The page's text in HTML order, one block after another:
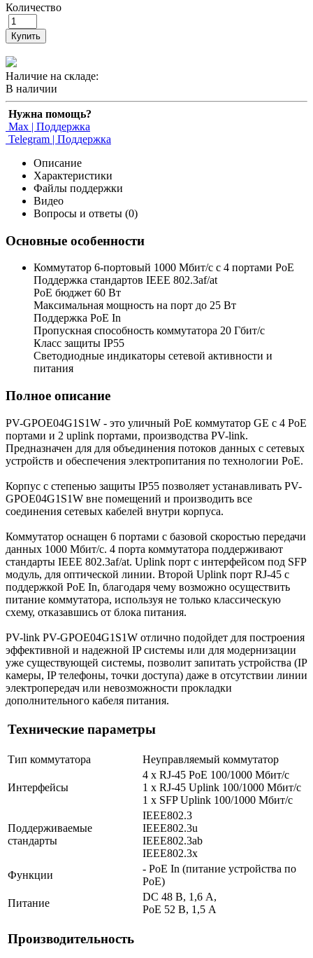
Количество
Купить
Наличие на складе:
В наличии
Нужна помощь?
Max | Поддержка
Telegram | Поддержка
Описание
Характеристики
Файлы поддержки
Видео
Вопросы и ответы (0)
Основные особенности
Коммутатор 6-портовый 1000 Мбит/с с 4 портами РоЕ
Поддержка стандартов IEEE 802.3af/at
PoE бюджет 60 Вт
Максимальная мощность на порт до 25 Вт
Поддержка PoE In
Пропускная способность коммутатора 20 Гбит/с
Класс защиты IP55
Светодиодные индикаторы сетевой активности и
питания
Полное описание
PV-GPOE04G1S1W - это уличный PoE коммутатор GE с 4 PoE
портами и 2 uplink портами, производства PV-link.
Предназначен для для объединения потоков данных с сетевых
устройств и обеспечения электропитания по технологии PoE.
Корпус с степенью защиты IP55 позволяет устанавливать PV-
GPOE04G1S1W вне помещений и производить все
соединения сетевых кабелей внутри корпуса.
Коммутатор оснащен 6 портами с базовой скоростью передачи
данных 1000 Мбит/с. 4 порта коммутатора поддерживают
стандарты IEEE 802.3af/at. Uplink порт с интерфейсом под SFP
модуль, для оптической линии. Второй Uplink порт RJ-45 c
поддержкой PoE In, благодаря чему возможно осуществить
питание коммутатора, используя не только классическую
схему, отказавшись от блока питания.
PV-link PV-GPOE04G1S1W отлично подойдет для построения
эффективной и надежной IP системы или для модернизации
уже существующей системы, позволит запитать устройства (IP
камеры, IP телефоны, точки доступа) даже в отсутствии линии
электропередач или невозможности прокладки
дополнительного кабеля питания.
Технические параметры
Тип коммутатора Неуправляемый коммутатор
Интерфейсы
4 x RJ-45 PoE 100/1000 Мбит/с
1 x RJ-45 Uplink 100/1000 Мбит/с
1 x SFP Uplink 100/1000 Мбит/с
Поддерживаемые
стандарты
IEEE802.3
IEEE802.3u
IEEE802.3ab
IEEE802.3x
Функции
- PoE In (питание устройства по
PoE)
Питание
DC 48 В, 1,6 A,
PoE 52 В, 1,5 A
Производительность